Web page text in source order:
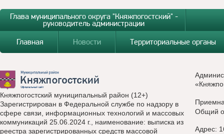
Глава муниципального округа "Княжпогостский" -
руководитель администрации
Главная
Новости Территориальные органы
Княжпогостский муниципальный район (12+)
Зарегистрирован в Федеральной службе по надзору в
сфере связи, информационных технологий и массовых
коммуникаций 25.06.2024 г., наименование: выписка из
реестра зарегистрированных средств массовой
Общий
Адрес: